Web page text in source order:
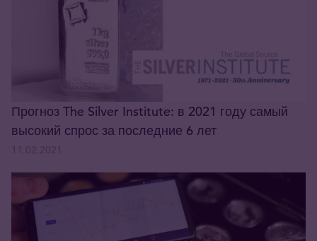
Прогноз The Silver Institute: в 2021 году самый
высокий спрос за последние 6 лет